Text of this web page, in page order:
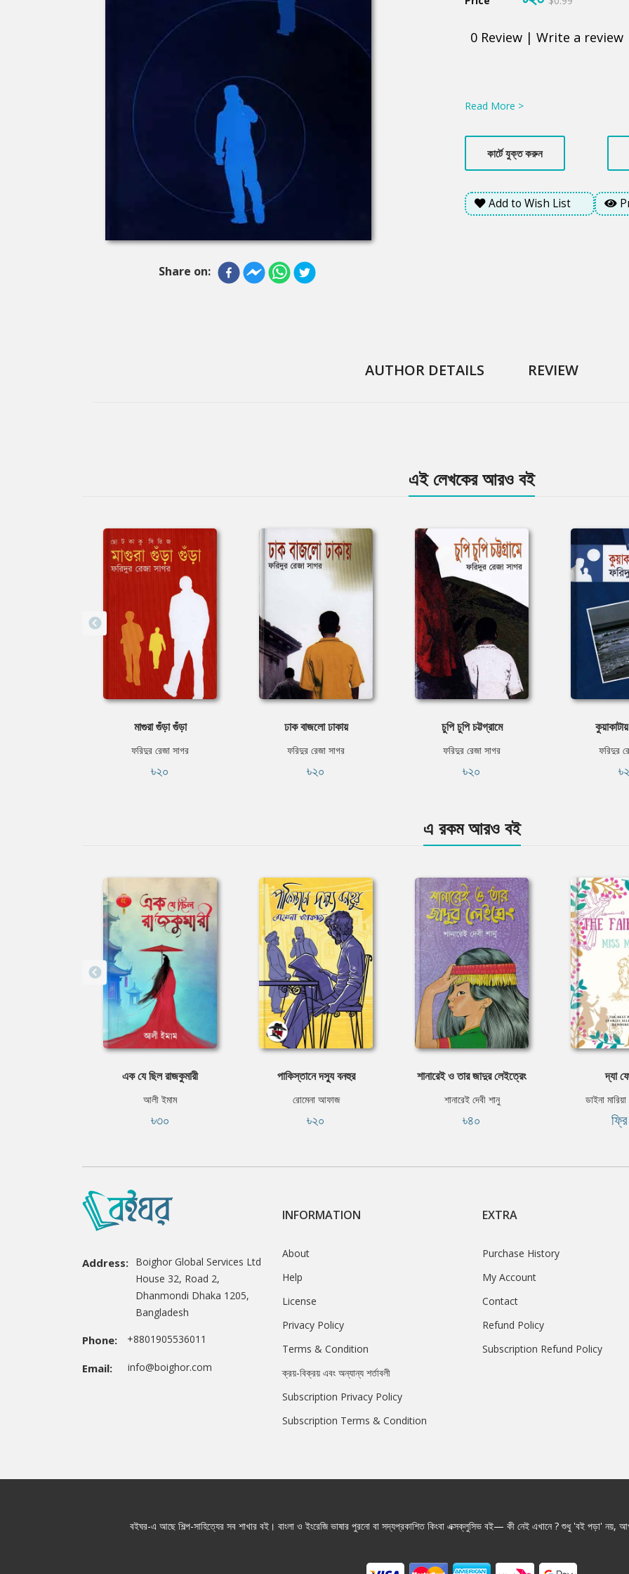
Share on:
0 Review | Write a review
Read More >
কার্টে যুক্ত করুন
Add to Wish List
AUTHOR DETAILS REVIEW
এই লেখকের আরও বই
মাগুরা গুঁড়া গুঁড়া
ফরিদুর রেজা সাগর
৳২০
ঢাক বাজলো ঢাকায়
ফরিদুর রেজা সাগর
৳২০
চুপি চুপি চট্টগ্রামে
ফরিদুর রেজা সাগর
৳২০
ফরিদুর
এ রকম আরও বই
এক যে ছিল রাজকুমারী
আলী ইমাম
৳৩০
পাকিস্তানে দস্যু বনহুর
রোমেনা আফাজ
৳২০
শানারেই ও তার জাদুর লেইত্রেং
শানারেই দেবী শানু
৳৪০
দ্যা
ডাইনা
Address: Boighor Global Services Ltd
House 32, Road 2,
Dhanmondi Dhaka 1205,
Bangladesh
Phone: +8801905536011
Email: info@boighor.com
INFORMATION
About
Help
License
Privacy Policy
Terms & Condition
ক্রয়-বিক্রয় এবং অন্যান্য শর্তাবলী
Subscription Privacy Policy
Subscription Terms & Condition
EXTRA
Purchase History
My Account
Contact
Refund Policy
Subscription Refund Policy
বইঘর-এ আছে শিল্প-সাহিত্যের সব শাখার বই। বাংলা ও ইংরেজি ভাষার পুরনো বা সদ্যপ্রকাশিত কিংবা এক্সক্লুসিভ বই— কী নেই এখানে ? শুধু 'বই পড়া' নয়,